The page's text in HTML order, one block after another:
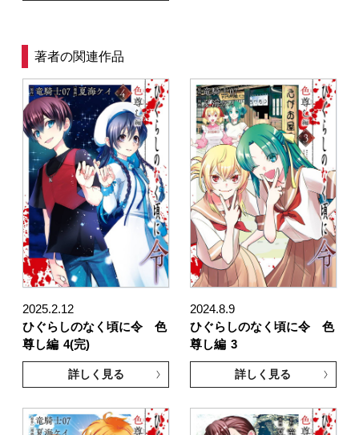
著者の関連作品
2025.2.12
ひぐらしのなく頃に令 色
尊し編 4(完)
詳しく見る
2024.8.9
ひぐらしのなく頃に令 色
尊し編 3
詳しく見る